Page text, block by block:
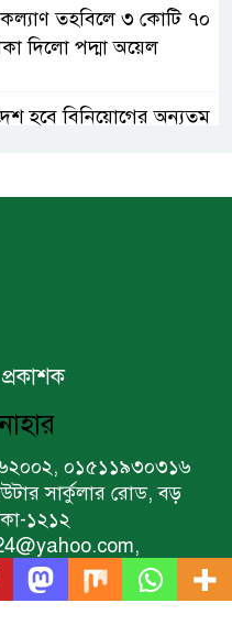
কল্যাণ তহবিলে ৩ কোটি ৭০
দিলো পদ্মা অয়েল
হবে বিনিয়োগের অন্যতম
ব্যাংকের বোর্ড সভা অনুষ্ঠিত
চেয়ারম্যানসহ
৭ কোটি ২০ লাখ টাকা
০১৫১১৯৩০৩১৬
সার্কুলার রোড, বড়
১২১২